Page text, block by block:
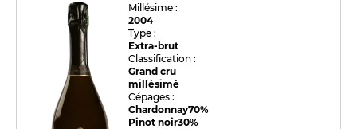
Millésime :
2004
Type :
Extra-brut
Classification :
Grand cru
millésimé
Cépages :
Chardonnay70%
Pinot noir30%